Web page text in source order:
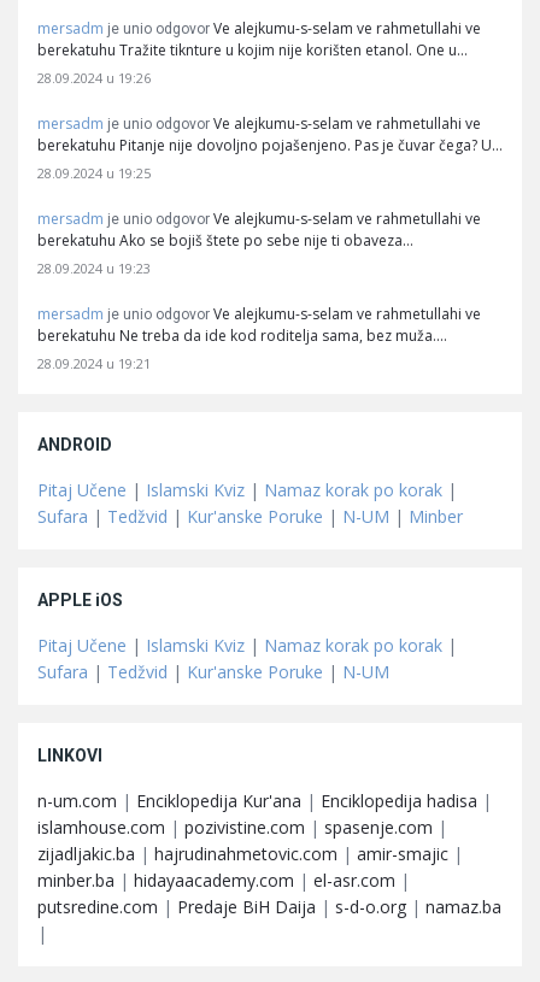
mersadm je unio odgovor Ve alejkumu-s-selam ve rahmetullahi ve
berekatuhu Tražite tiknture u kojim nije korišten etanol. One u…
28.09.2024 u 19:26
mersadm je unio odgovor Ve alejkumu-s-selam ve rahmetullahi ve
berekatuhu Pitanje nije dovoljno pojašenjeno. Pas je čuvar čega? U…
28.09.2024 u 19:25
mersadm je unio odgovor Ve alejkumu-s-selam ve rahmetullahi ve
berekatuhu Ako se bojiš štete po sebe nije ti obaveza…
28.09.2024 u 19:23
mersadm je unio odgovor Ve alejkumu-s-selam ve rahmetullahi ve
berekatuhu Ne treba da ide kod roditelja sama, bez muža.…
28.09.2024 u 19:21
ANDROID
Pitaj Učene | Islamski Kviz | Namaz korak po korak |
Sufara | Tedžvid | Kur'anske Poruke | N-UM | Minber
APPLE iOS
Pitaj Učene | Islamski Kviz | Namaz korak po korak |
Sufara | Tedžvid | Kur'anske Poruke | N-UM
LINKOVI
n-um.com | Enciklopedija Kur'ana | Enciklopedija hadisa |
islamhouse.com | pozivistine.com | spasenje.com |
zijadljakic.ba | hajrudinahmetovic.com | amir-smajic |
minber.ba | hidayaacademy.com | el-asr.com |
putsredine.com | Predaje BiH Daija | s-d-o.org | namaz.ba
|